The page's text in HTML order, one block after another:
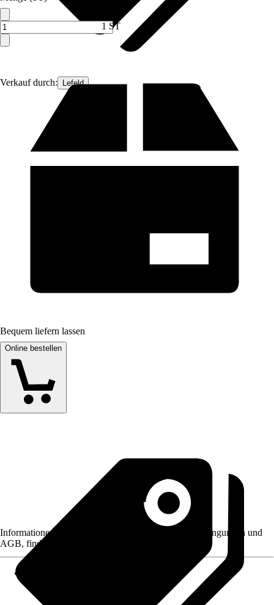
Verkauf durch: Lefeld
1 ST
Bequem liefern lassen
Online bestellen
Informationen des Verkäufers, wie z. B. Rückgabebedingungen und
AGB, finden Sie bei Klick auf den Verkäufernamen.